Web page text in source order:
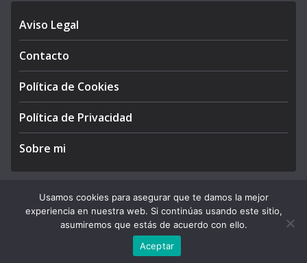
Aviso Legal
Contacto
Política de Cookies
Política de Privacidad
Sobre mi
Copyright © 2026APEGA Perú. All rights reserved.
by ThemeGrill. Powered by
Usamos cookies para asegurar que te damos la mejor
experiencia en nuestra web. Si continúas usando este sitio,
asumiremos que estás de acuerdo con ello.
Aceptar